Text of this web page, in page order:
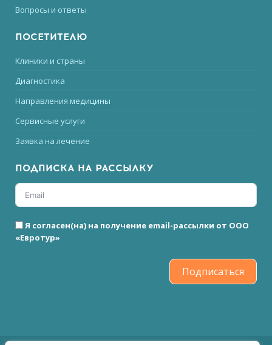
Вопросы и ответы
ПОСЕТИТЕЛЮ
Клиники и страны
Диагностика
Направления медицины
Сервисные услуги
Заявка на лечение
ПОДПИСКА НА РАССЫЛКУ
Я согласен(на) на получение email-рассылки от ООО
«Евротур»
Подписаться